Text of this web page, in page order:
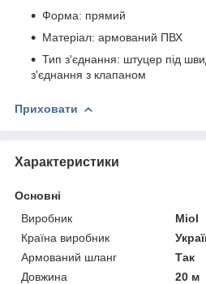
Форма: прямий
Матеріал: армований ПВХ
Тип з'єднання: штуцер під
з'єднання з клапаном
Приховати
Характеристики
Основні
Виробник
Miol
Країна виробник
Армований шланг
Так
Довжина
20 м